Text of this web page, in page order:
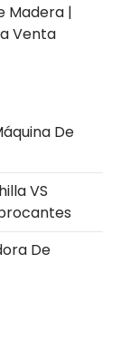
Madera |
Venta
De
VS
De